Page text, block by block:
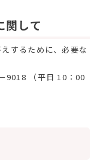
関して
するために、必要な
9018 （平日 10：00